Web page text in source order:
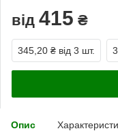
від 415 ₴
345,20 ₴ від 3 шт.
Опис